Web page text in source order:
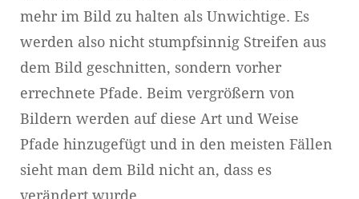
mehr im Bild zu halten als Unwichtige. Es
werden also nicht stumpfsinnig Streifen aus
dem Bild geschnitten, sondern vorher
errechnete Pfade. Beim vergrößern von
Bildern werden auf diese Art und Weise
Pfade hinzugefügt und in den meisten Fällen
sieht man dem Bild nicht an, dass es
verändert wurde.